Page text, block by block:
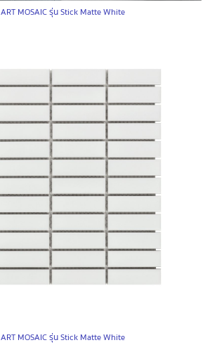
ART MOSAIC รุ่น Stick Matte White
ART MOSAIC รุ่น Stick Matte White